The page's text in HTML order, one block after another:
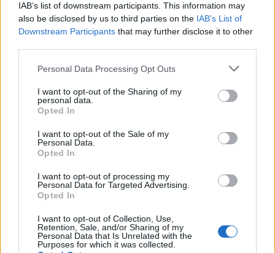
IAB’s list of downstream participants. This information may
also be disclosed by us to third parties on the IAB’s List of
Downstream Participants that may further disclose it to other
Please note that this website/app uses one or more Google
not limited to your visit or usage behaviour. You may click to
grant or deny consent to Google and its third-party tags to
use your data for below specified purposes in below Google
consent section.
Personal Data Processing Opt Outs
I want to opt-out of the Sharing of my
personal data.
Opted In
I want to opt-out of the Sale of my
Personal Data.
Opted In
I want to opt-out of processing my
Personal Data for Targeted Advertising.
Opted In
I want to opt-out of Collection, Use,
Retention, Sale, and/or Sharing of my
Personal Data that Is Unrelated with the
Purposes for which it was collected.
Live στις 21:00, ο προημιτελικός της Εθνικής Νεανίδων
κόντρα στη Λιθουανία
Ευρωπαϊκό Κορασίδων:
Άνετη νίκη της Ελλάδας
στην πρεμιέρα, 78-36 την
Fourlis: Συμφωνία για την
πώληση συμμετοχής στο
Β.Σ. Καρούλιας: Τζίρος 98,7 εκατ. ευρώ και αύξηση κερδών
57% - Τα νέα στοιχήματα σε low & non alcohol